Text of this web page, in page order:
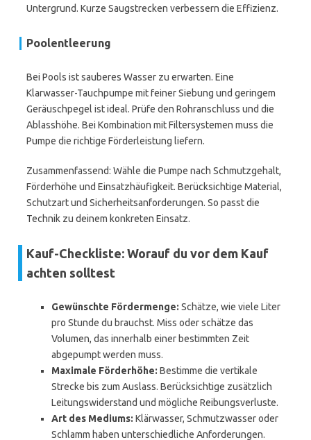
Untergrund. Kurze Saugstrecken verbessern die Effizienz.
Poolentleerung
Bei Pools ist sauberes Wasser zu erwarten. Eine
Klarwasser-Tauchpumpe mit feiner Siebung und geringem
Geräuschpegel ist ideal. Prüfe den Rohranschluss und die
Ablasshöhe. Bei Kombination mit Filtersystemen muss die
Pumpe die richtige Förderleistung liefern.
Zusammenfassend: Wähle die Pumpe nach Schmutzgehalt,
Förderhöhe und Einsatzhäufigkeit. Berücksichtige Material,
Schutzart und Sicherheitsanforderungen. So passt die
Technik zu deinem konkreten Einsatz.
Kauf-Checkliste: Worauf du vor dem Kauf
achten solltest
Gewünschte Fördermenge: Schätze, wie viele Liter
pro Stunde du brauchst. Miss oder schätze das
Volumen, das innerhalb einer bestimmten Zeit
abgepumpt werden muss.
Maximale Förderhöhe: Bestimme die vertikale
Strecke bis zum Auslass. Berücksichtige zusätzlich
Leitungswiderstand und mögliche Reibungsverluste.
Art des Mediums: Klärwasser, Schmutzwasser oder
Schlamm haben unterschiedliche Anforderungen.